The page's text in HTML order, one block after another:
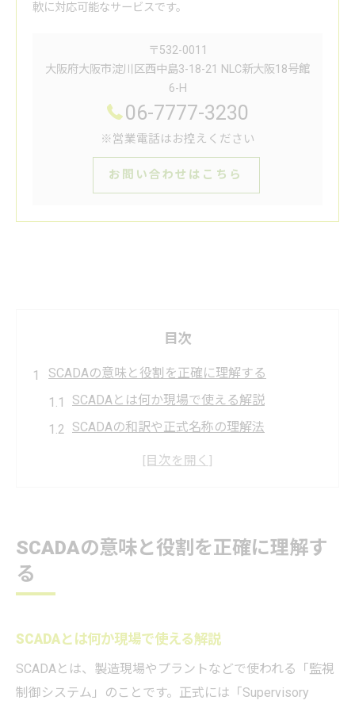
軟に対応可能なサービスです。
〒532-0011
大阪府大阪市淀川区西中島3-18-21 NLC新大阪18号館
6-H
06-7777-3230
※営業電話はお控えください
お問い合わせはこちら
目次
SCADAの意味と役割を正確に理解する
SCADAとは何か現場で使える解説
SCADAの和訳や正式名称の理解法
SCADAソフトウェアの基本的な役割
現場で役立つSCADAインタフェース基礎解説
SCADA画面設計の実務的ポイント
SCADA導入がもたらす現場変化とは
PLCとの違いから見るSCADAの特徴
SCADAの意味と役割を正確に理解す
る
SCADAとは何か現場で使える解説
SCADAとは、製造現場やプラントなどで使われる「監視
制御システム」のことです。正式には「Supervisory